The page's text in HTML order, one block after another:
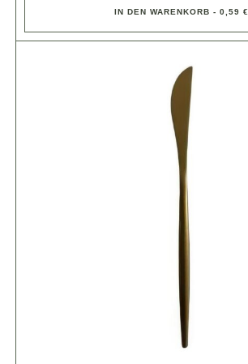
IN DEN WARENKORB - 0,59 €